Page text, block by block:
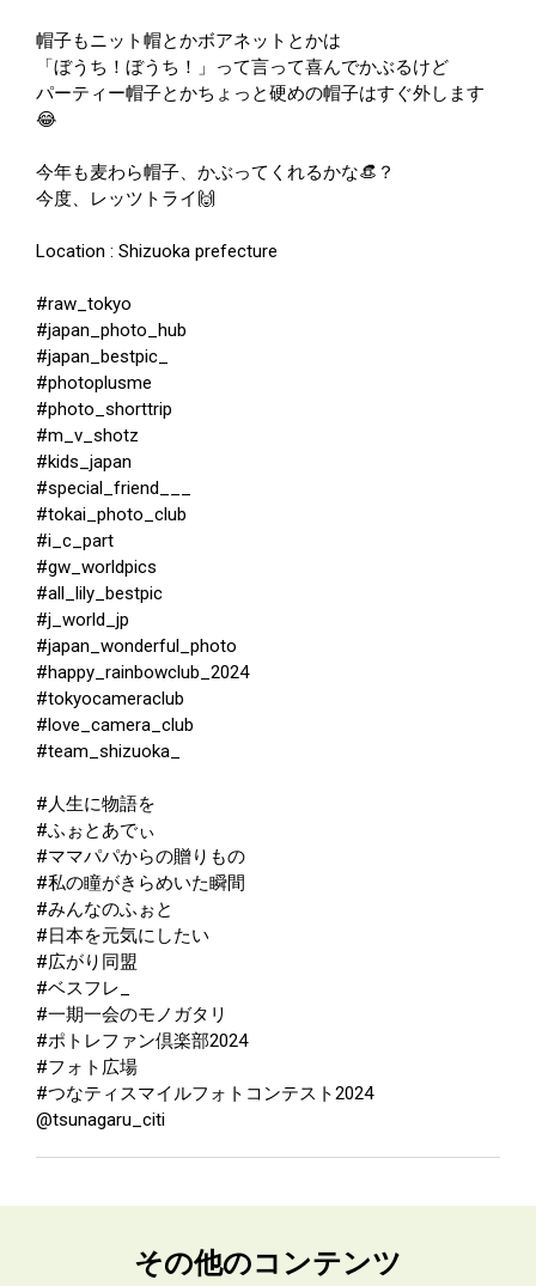
帽子もニット帽とかボアネットとかは
「ぼうち！ぼうち！」って言って喜んでかぶるけど
パーティー帽子とかちょっと硬めの帽子はすぐ外します
😂
今年も麦わら帽子、かぶってくれるかな👒？
今度、レッツトライ🙌
Location : Shizuoka prefecture
#raw_tokyo
#japan_photo_hub
#japan_bestpic_
#photoplusme
#photo_shorttrip
#m_v_shotz
#kids_japan
#special_friend___
#tokai_photo_club
#i_c_part
#gw_worldpics
#all_lily_bestpic
#j_world_jp
#japan_wonderful_photo
#happy_rainbowclub_2024
#tokyocameraclub
#love_camera_club
#team_shizuoka_
#人生に物語を
#ふぉとあでぃ
#ママパパからの贈りもの
#私の瞳がきらめいた瞬間
#みんなのふぉと
#日本を元気にしたい
#広がり同盟
#ベスフレ_
#一期一会のモノガタリ
#ポトレファン倶楽部2024
#フォト広場
#つなティスマイルフォトコンテスト2024
@tsunagaru_citi
その他のコンテンツ